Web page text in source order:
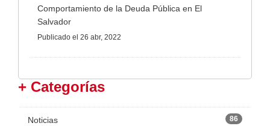
Comportamiento de la Deuda Pública en El
Salvador
Publicado el 26 abr, 2022
+ Categorías
Noticias 86